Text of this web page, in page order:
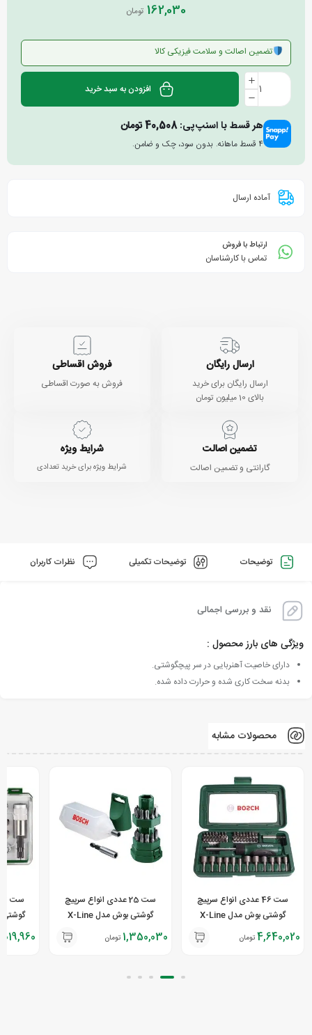
162,030 تومان
تضمین اصالت و سلامت فیزیکی کالا
افزودن به سبد خرید
هر قسط با اسنپ‌پی:40,508تومان
۴ قسط ماهانه. بدون سود، چک و ضامن.
آماده ارسال
ارتباط با فروش
تماس با کارشناسان
ارسال رایگان
ارسال رایگان برای خرید
بالای 10 میلیون تومان
فروش اقساطی
فروش به صورت اقساطی
تضمین اصالت
گارانتی و تضمین اصالت
شرایط ویژه
شرایط ویژه برای خرید تعدادی
توضیحات توضیحات تکمیلی نظرات کاربران
نقد و بررسی اجمالی
ویژگی های بارز محصول :
دارای خاصیت آهنربایی در سر پیچگوشتی.
بدنه سخت کاری شده و حرارت داده شده.
محصولات مشابه
ست 46 عددی انواع سرپیچ
گوشتی بوش مدل X-Line
4,640,020 تومان
ست 25 عددی انواع سرپیچ
گوشتی بوش مدل X-Line
1,350,030 تومان